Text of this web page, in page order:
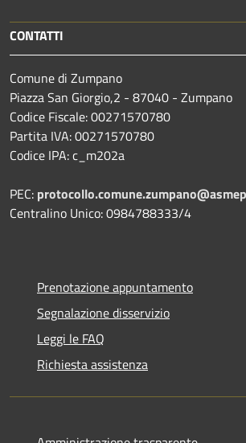
CONTATTI
Comune di Zumpano
Piazza San Giorgio,2 - 87040 - Zumpano
Codice Fiscale: 00271570780
Partita IVA: 00271570780
Codice IPA: c_m202a
PEC:
Centralino Unico: 0984788333/4
Prenotazione appuntamento
Segnalazione disservizio
Leggi le FAQ
Richiesta assistenza